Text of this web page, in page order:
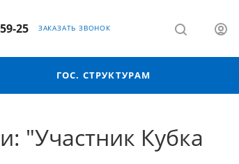
25 ЗАКАЗАТЬ ЗВОНОК
ГОС. СТРУКТУРАМ
"Участник Кубка